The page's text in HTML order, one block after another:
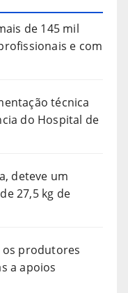
de 145 mil
e com
técnica
do Hospital de
deteve um
27,5 kg de
os produtores
a apoios